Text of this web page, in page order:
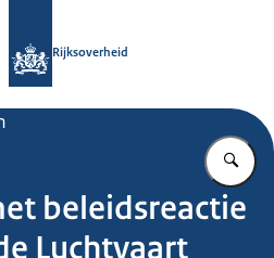
Rijksoverheid
beleidsreactie
Luchtvaart